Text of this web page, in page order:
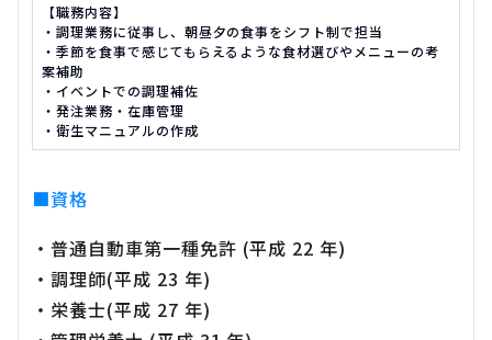
【職務内容】
・調理業務に従事し、朝昼夕の食事をシフト制で担当
・季節を食事で感じてもらえるような食材選びやメニューの考
案補助
・イベントでの調理補佐
・発注業務・在庫管理
・衛生マニュアルの作成
■資格
・普通自動車第一種免許 (平成 22 年)
・調理師(平成 23 年)
・栄養士(平成 27 年)